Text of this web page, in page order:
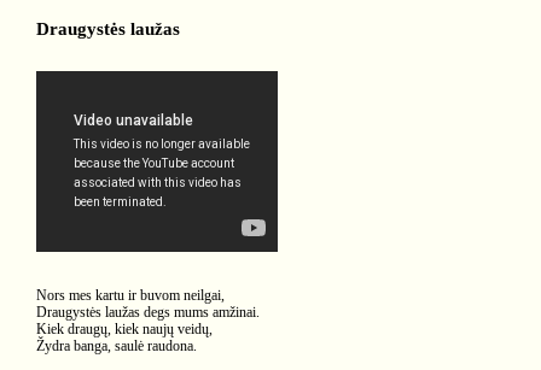
Draugystės laužas
Nors mes kartu ir buvom neilgai,
Draugystės laužas degs mums amžinai.
Kiek draugų, kiek naujų veidų,
Žydra banga, saulė raudona.